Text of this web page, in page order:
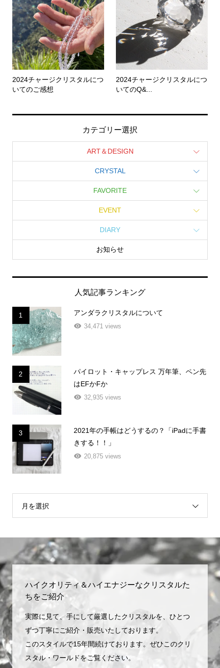
2024チャージクリスタルにつ
いてのご感想
2024チャージクリスタルにつ
いてのQ&...
カテゴリー選択
ART＆DESIGN
CRYSTAL
FAVORITE
EVENT
DIARY
お知らせ
人気記事ランキング
1 アンダラクリスタルについて
34,471 views
2
パイロット・キャップレス 万年筆、ペン先
はEFかFか
32,935 views
3
2021年の手帳はどうするの？「iPadに手書
きする！！」
20,875 views
月を選択
ハイクオリティ＆ハイエナジーなクリスタルた
ちをご紹介
実際に見て、手にして厳選したクリスタルを、ひとつ
ずつ丁寧にご紹介・販売いたしております。
このスタイルで15年間続けております。ぜひこのクリ
スタル・ワールドをご覧ください。